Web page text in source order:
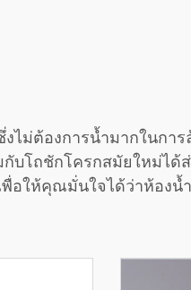
ไม่ต้องการน้ำมากในกา
บโถชักโครกสมัยใหม่ได้
พื่อให้คุณมั่นใจได้ว่าห้อง